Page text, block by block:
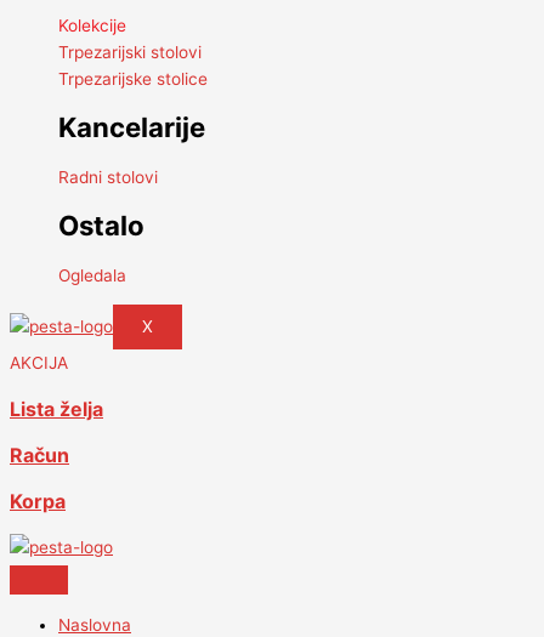
Kolekcije
Trpezarijski stolovi
Trpezarijske stolice
Kancelarije
Radni stolovi
Ostalo
Ogledala
X
AKCIJA
Lista želja
Račun
Korpa
Naslovna